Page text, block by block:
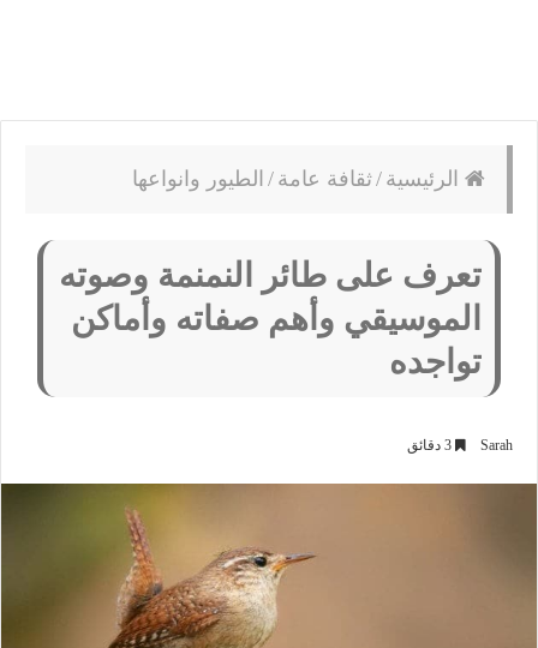
الرئيسية /ثقافة عامة / الطيور وانواعها
تعرف على طائر النمنمة وصوته
الموسيقي وأهم صفاته وأماكن
تواجده
Sarah